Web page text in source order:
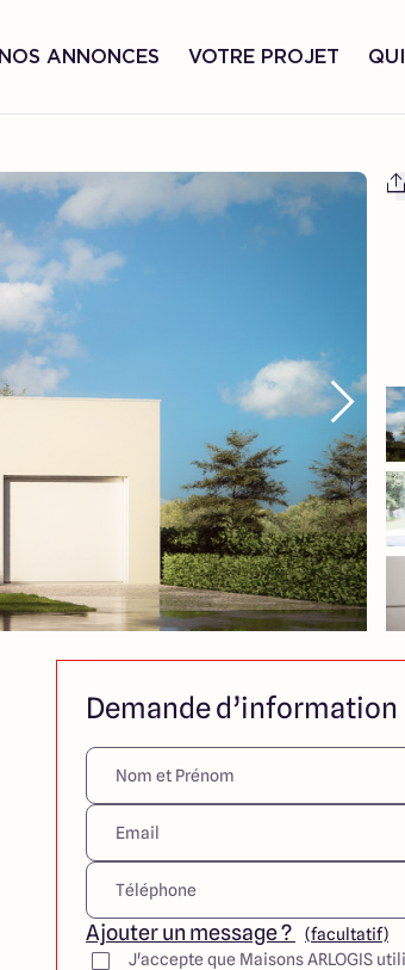
NOS ANNONCES VOTRE PROJET
Demande d’information
Ajouter un message ?
(facultatif)
J'accepte que Maisons ARLOGIS